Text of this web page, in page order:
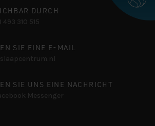
DURCH
493 310 515
SIE EINE E-MAIL
SIE UNS EINE NACHRICHT
Messenger